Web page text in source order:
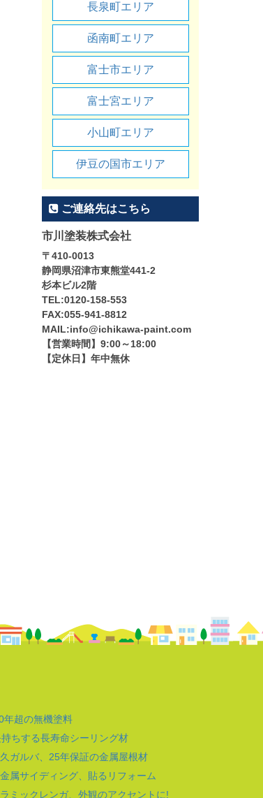
長泉町エリア
函南町エリア
富士市エリア
富士宮エリア
小山町エリア
伊豆の国市エリア
ご連絡先はこちら
市川塗装株式会社
〒410-0013
静岡県沼津市東熊堂441-2
杉本ビル2階
TEL:0120-158-553
FAX:055-941-8812
MAIL:info@ichikawa-paint.com
【営業時間】9:00～18:00
【定休日】年中無休
年超の無機塗料
ちする長寿命シーリング材
ガルバ、25年保証の金属屋根材
属サイディング、貼るリフォーム
ミックレンガ、外観のアクセントに!